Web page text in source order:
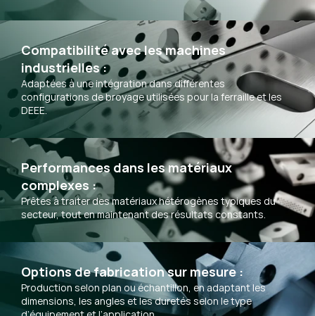
Compatibilité avec les machines
industrielles :
Adaptées à une intégration dans différentes
configurations de broyage utilisées pour la ferraille et les
DEEE.
Performances dans les matériaux
complexes :
Prêtes à traiter des matériaux hétérogènes typiques du
secteur, tout en maintenant des résultats constants.
Options de fabrication sur mesure :
Production selon plan ou échantillon, en adaptant les
dimensions, les angles et les duretés selon le type